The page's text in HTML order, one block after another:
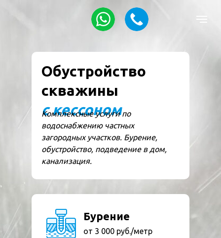
Обустройство
скважины
с кессоном
Комплексные услуги по
водоснабжению частных
загородных участков. Бурение,
обустройство, подведение в дом,
канализация.
Бурение
от 3 000 руб./метр